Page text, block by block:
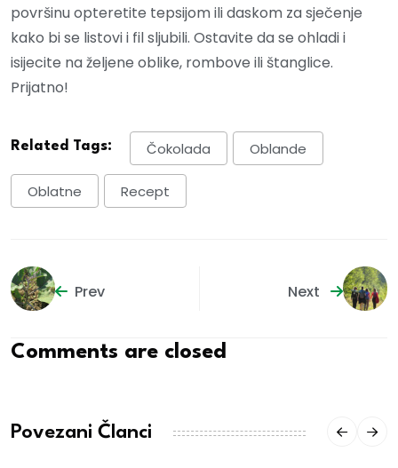
površinu opteretite tepsijom ili daskom za sječenje
kako bi se listovi i fil sljubili. Ostavite da se ohladi i
isijecite na željene oblike, rombove ili štanglice.
Prijatno!
Related Tags: Čokolada Oblande
Oblatne Recept
Prev Next
Comments are closed
Povezani Članci